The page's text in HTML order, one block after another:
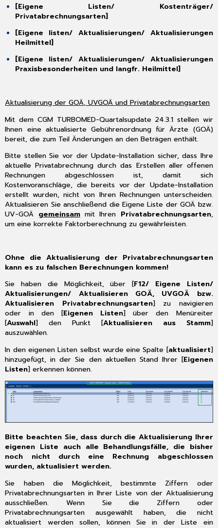
Kostenpauschale
und
Versand/Import
bei
mit/ohne
Behandlungsfall
Adressbuch
E-
Arztbrief-
Anhänge
im
Ordner
[Gesendet]
2.4.4
E-
Arztbrief-
Diagnosen
als
ICD-
10
hinterlegen
2.4.5
Optimierung
von
KIM-
NachrichtenVerwaltungsCenter
2.5
Abgabehinweis
für
das
E-
2.6
Formular
Muster
12
2.7
Aktualisierung
Formular
Muster
21
2.8
[Eigene Listen/ Kostenträger/
Privatabrechnungsarten]
[Eigene listen/ Aktualisierungen/ Aktualisierungen
Heilmittel]
[Eigene listen/ Aktualisierungen/ Aktualisierungen
Praxisbesonderheiten und langfr. Heilmittel]
Aktualisierung der GOÄ, UVGOÄ und Privatabrechnungsarten
Mit dem CGM TURBOMED-Quartalsupdate 24.3.1 stellen wir
Ihnen eine aktualisierte Gebührenordnung für Ärzte (GOÄ)
bereit, die zum Teil Änderungen an den Beträgen enthält.
Bitte stellen Sie vor der Update-Installation sicher, dass Ihre
aktuelle Privatabrechnung durch das Erstellen aller offenen
Rechnungen abgeschlossen ist, damit sich
Kostenvoranschläge, die bereits vor der Update-Installation
erstellt wurden, nicht von Ihren Rechnungen unterscheiden.
Aktualisieren Sie anschließend die Eigene Liste der GOÄ bzw.
UV-GOÄ gemeinsammit Ihren Privatabrechnungsarten,
um eine korrekte Faktorberechnung zu gewährleisten.
Ohne die Aktualisierung der Privatabrechnungsarten
kann es zu falschen Berechnungen kommen!
Sie haben die Möglichkeit, über [F12/ Eigene Listen/
Aktualisierungen/ Aktualisieren GOÄ, UVGOÄ bzw.
Aktualisieren Privatabrechnungsarten] zu navigieren
oder in den [Eigenen Listen] über den Menüreiter
[Auswahl] den Punkt [Aktualisieren aus Stamm]
auszuwählen.
In den eigenen Listen selbst wurde eine Spalte [aktualisiert]
hinzugefügt, in der Sie den aktuellen Stand Ihrer [Eigenen
Listen] erkennen können.
Bitte beachten Sie, dass durch die Aktualisierung Ihrer
eigenen Liste auch alle Behandlungsfälle, die bisher
noch nicht durch eine Rechnung abgeschlossen
wurden, aktualisiert werden.
Sie haben die Möglichkeit, bestimmte Ziffern oder
Privatabrechnungsarten in Ihrer Liste von der Aktualisierung
ausschließen. Wenn Sie die Ziffern oder
Privatabrechnungsarten ausgewählt haben, die nicht
aktualisiert werden sollen, können Sie in der Liste ein